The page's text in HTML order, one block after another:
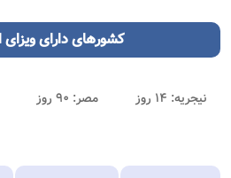
کشورهای دارایویزای
نیجریه: ۱۴ روز مصر: ۹۰ روز